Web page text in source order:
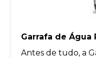
Garrafa de Água
Antes de tudo, a